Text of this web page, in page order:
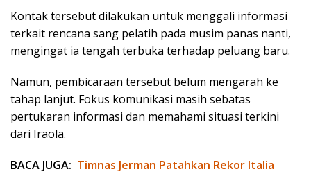
Kontak tersebut dilakukan untuk menggali informasi
terkait rencana sang pelatih pada musim panas nanti,
mengingat ia tengah terbuka terhadap peluang baru.
Namun, pembicaraan tersebut belum mengarah ke
tahap lanjut. Fokus komunikasi masih sebatas
pertukaran informasi dan memahami situasi terkini
dari Iraola.
BACA JUGA: Timnas Jerman Patahkan Rekor Italia